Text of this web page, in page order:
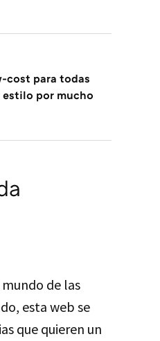
cost para todas
estilo por mucho
de las
esta web se
que quieren un